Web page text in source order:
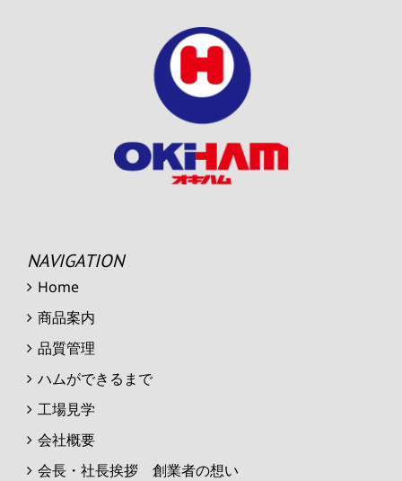
NAVIGATION
Home
商品案内
品質管理
ハムができるまで
工場見学
会社概要
会長・社長挨拶 創業者の想い